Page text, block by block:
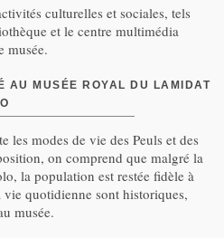
culturelles et sociales, tels
et le centre multimédia
musée.
AU MUSÉE ROYAL DU LAMIDAT
les modes de vie des Peuls et des
on comprend que malgré la
la population est restée fidèle à
quotidienne sont historiques,
musée.